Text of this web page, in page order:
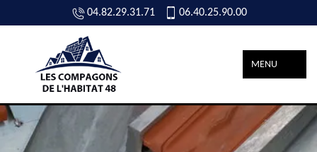
04.82.29.31.71 06.40.25.90.00
MENU